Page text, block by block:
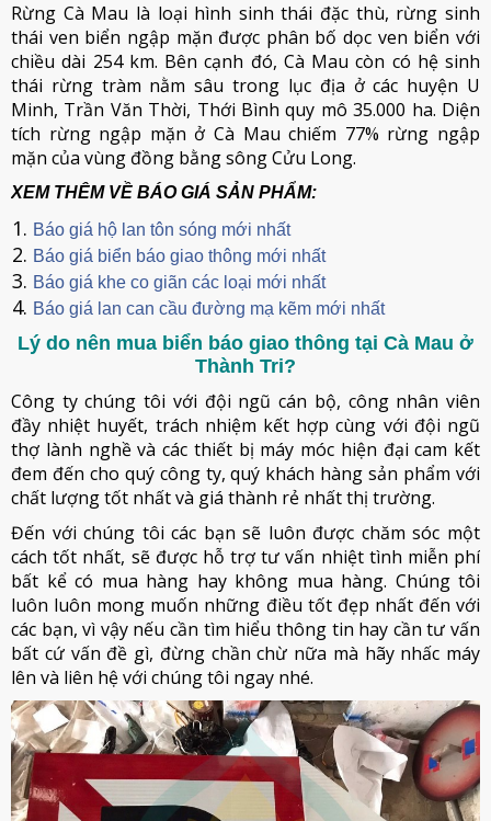
Rừng Cà Mau là loại hình sinh thái đặc thù, rừng sinh
thái ven biển ngập mặn được phân bố dọc ven biển với
chiều dài 254 km. Bên cạnh đó, Cà Mau còn có hệ sinh
thái rừng tràm nằm sâu trong lục địa ở các huyện U
Minh, Trần Văn Thời, Thới Bình quy mô 35.000 ha. Diện
tích rừng ngập mặn ở Cà Mau chiếm 77% rừng ngập
mặn của vùng đồng bằng sông Cửu Long.
XEM THÊM VỀ BÁO GIÁ SẢN PHẨM:
Báo giá hộ lan tôn sóng mới nhất
Báo giá biển báo giao thông mới nhất
Báo giá khe co giãn các loại mới nhất
Báo giá lan can cầu đường mạ kẽm mới nhất
Lý do nên mua biển báo giao thông tại Cà Mau ở
Thành Tri?
Công ty chúng tôi với đội ngũ cán bộ, công nhân viên
đầy nhiệt huyết, trách nhiệm kết hợp cùng với đội ngũ
thợ lành nghề và các thiết bị máy móc hiện đại cam kết
đem đến cho quý công ty, quý khách hàng sản phẩm với
chất lượng tốt nhất và giá thành rẻ nhất thị trường.
Đến với chúng tôi các bạn sẽ luôn được chăm sóc một
cách tốt nhất, sẽ được hỗ trợ tư vấn nhiệt tình miễn phí
bất kể có mua hàng hay không mua hàng. Chúng tôi
luôn luôn mong muốn những điều tốt đẹp nhất đến với
các bạn, vì vậy nếu cần tìm hiểu thông tin hay cần tư vấn
bất cứ vấn đề gì, đừng chần chừ nữa mà hãy nhấc máy
lên và liên hệ với chúng tôi ngay nhé.